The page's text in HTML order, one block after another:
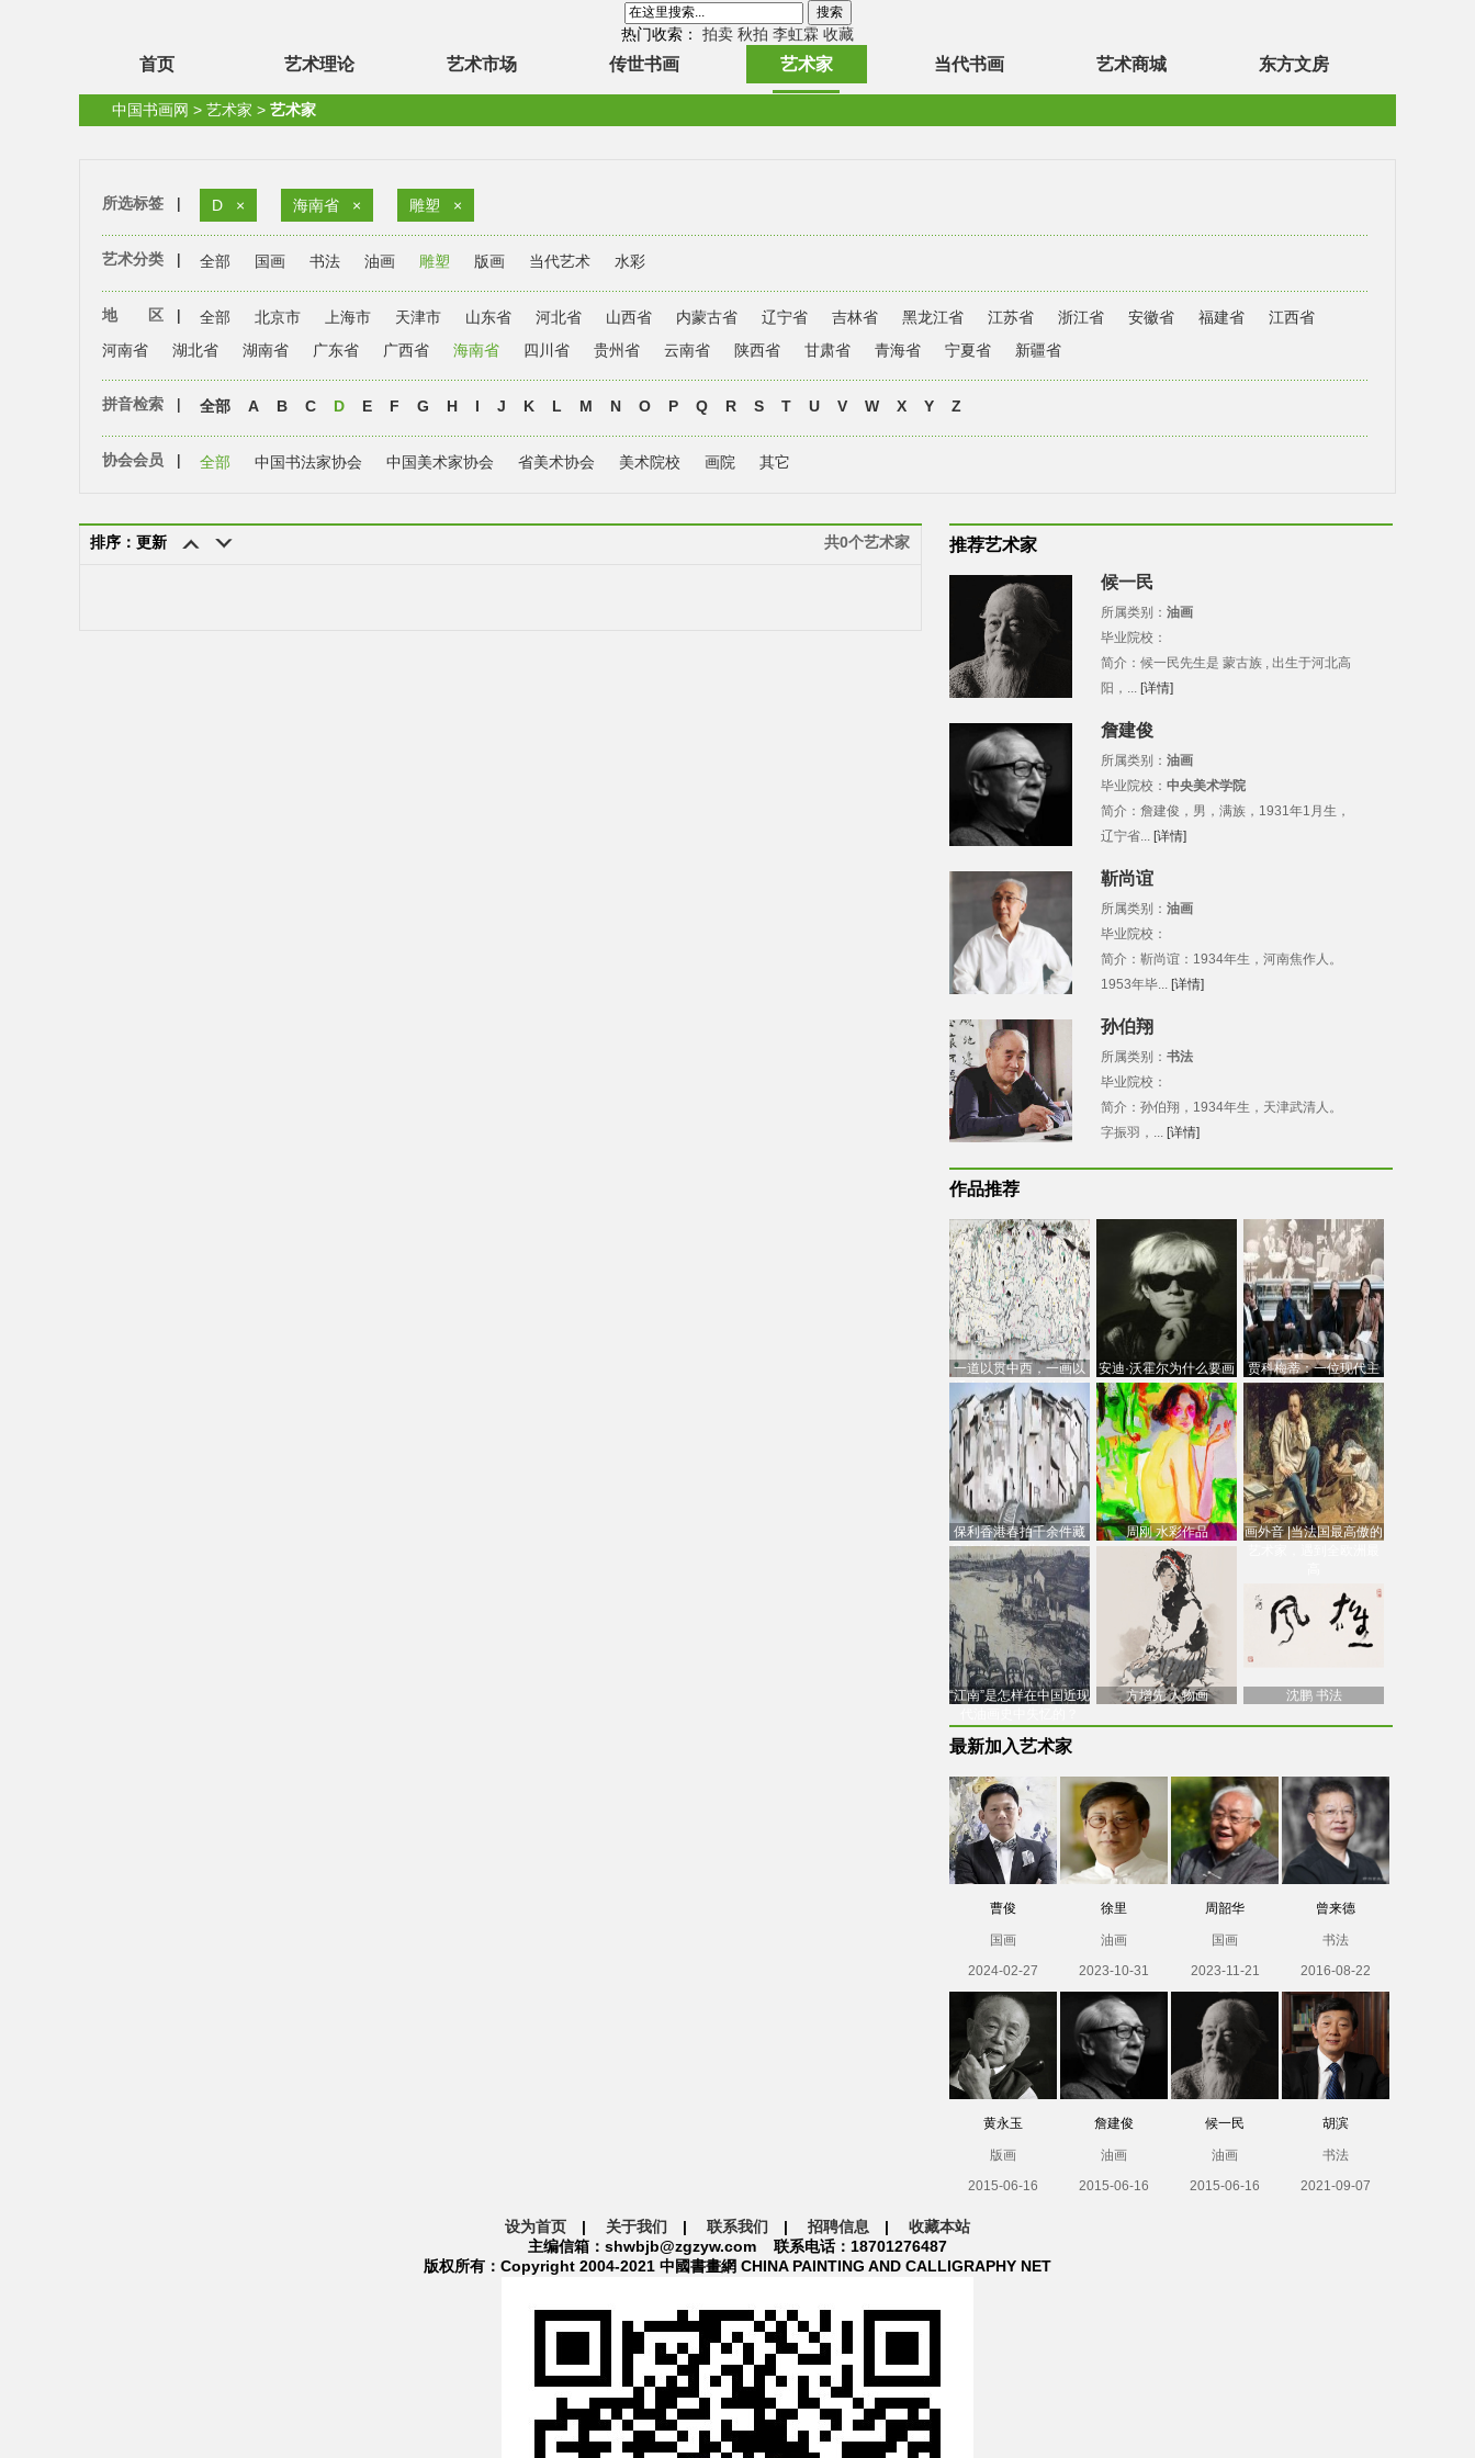
热门收索： 拍卖 秋拍 李虹霖 收藏
首页 艺术理论 艺术市场 传世书画 艺术家 当代书画 艺术商城 东方文房
中国书画网 > 艺术家 > 艺术家
所选标签 | D × 海南省 × 雕塑 ×
艺术分类 | 全部 国画 书法 油画 雕塑 版画 当代艺术 水彩
地 区 | 全部 北京市 上海市 天津市 山东省 河北省 山西省 内蒙古省 辽宁省 吉林省 黑龙江省 江苏省 浙江省 安徽省 福建省
江西省
河南省
湖北省 湖南省 广东省 广西省 海南省 四川省 贵州省 云南省 陕西省 甘肃省 青海省 宁夏省 新疆省
拼音检索 | 全部 A B C D E F G H I J K L M N O P Q R S T U V W X Y Z
协会会员 | 全部 中国书法家协会 中国美术家协会 省美术协会 美术院校 画院 其它
排序：更新 共0个艺术家 推荐艺术家
候一民
所属类别： 油画
毕业院校：
简介：候一民先生是 蒙古族 , 出生于河北高
阳，... [详情]
詹建俊
所属类别： 油画
毕业院校： 中央美术学院
简介：詹建俊，男，满族，1931年1月生，
辽宁省... [详情]
靳尚谊
所属类别： 油画
毕业院校：
简介：靳尚谊：1934年生，河南焦作人。
1953年毕... [详情]
孙伯翔
所属类别： 书法
毕业院校：
简介：孙伯翔，1934年生，天津武清人。
字振羽，... [详情]
作品推荐
一道以贯中西，一画以
通古今：吴冠中的绘画
创
安迪·沃霍尔为什么要画
芭比
贾科梅蒂：一位现代主
义的“当代”艺术家
保利香港春拍千余件藏
品估价逾7亿港元，吴冠
中
周刚 水彩作品
画外音 |当法国最高傲的
“江南”是怎样在中国近现
方增先 人物画 沈鹏 书法
最新加入艺术家
曹俊
国画
2024-02-27
徐里
油画
2023-10-31
周韶华
国画
2023-11-21
曾来德
书法
2016-08-22
黄永玉
版画
2015-06-16
詹建俊
油画
2015-06-16
候一民
油画
2015-06-16
胡滨
书法
2021-09-07
设为首页 | 关于我们 | 联系我们 | 招聘信息 | 收藏本站
主编信箱：shwbjb@zgzyw.com 联系电话：18701276487
版权所有：Copyright 2004-2021 中國書畫網 CHINA PAINTING AND CALLIGRAPHY NET